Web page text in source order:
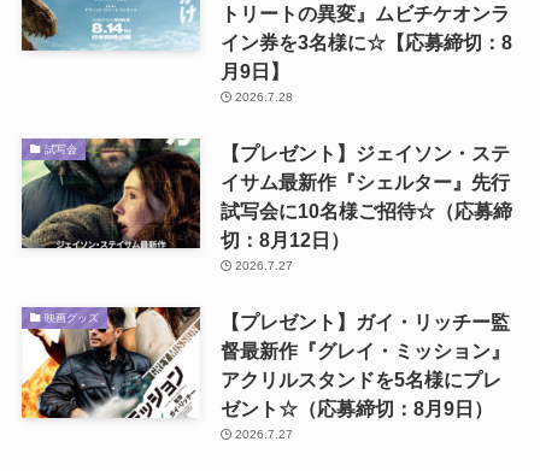
トリートの異変』ムビチケオンラ
イン券を3名様に☆【応募締切：8
月9日】
2026.7.28
試写会
【プレゼント】ジェイソン・ステ
イサム最新作『シェルター』先行
試写会に10名様ご招待☆（応募締
切：8月12日）
2026.7.27
映画グッズ
【プレゼント】ガイ・リッチー監
督最新作『グレイ・ミッション』
アクリルスタンドを5名様にプレ
ゼント☆（応募締切：8月9日）
2026.7.27